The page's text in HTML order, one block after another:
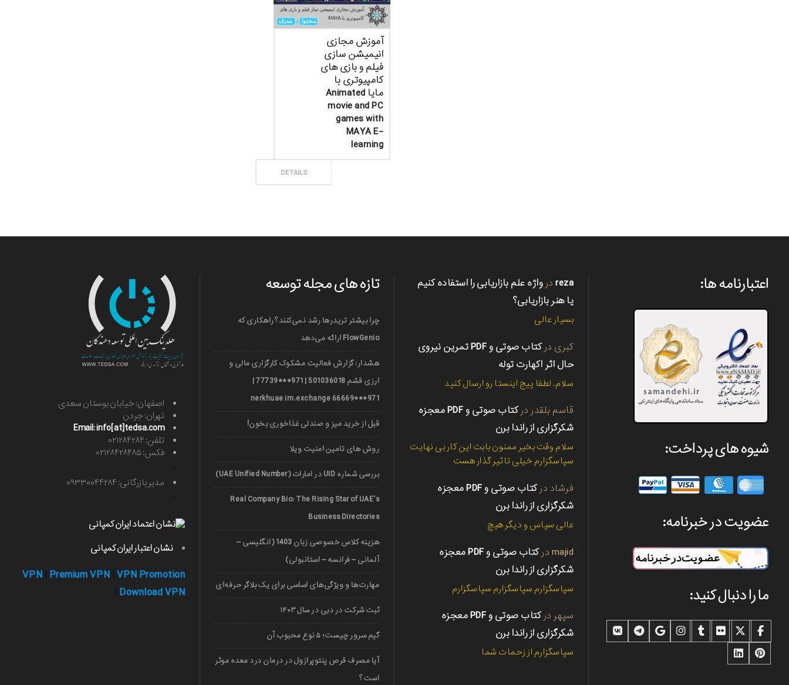
آموزش مجازی
انیمیشن سازی
فیلم و بازی های
کامپیوتری با
مایا Animated
movie and PC
games with
MAYA E-
learning
DETAILS
اصفهان: خیابان بوستان سعدی
تهران: جردن
Email: info[at]tedsa.com
تلفن: ۰۲۱۲۸۴۲۸۴
فکس: ۰۲۱۲۸۴۲۸۴۸۵
مدیر بازرگانی: ۰۹۳۳۰۰۴۴۲۸۴
نشان اعتبار ایران کمپانی
VPN Premium VPN VPN Promotion
Download VPN
تازه های مجله توسعه
چرا بیشتر تریدرها رشد نمی‌کنند؟ راهکاری که
FlowGenio ارائه می‌دهد
هشدار: گزارش فعالیت مشکوک کارگزاری مالی و
ارزی قشم 501036018 | 971***77739 |
971***66669 nerkhuae irn.exchange
قبل از خرید میز و صندلی غذاخوری بخون!
روش های تامین امنیت ویلا
بررسی شماره UID در امارات (UAE Unified Number)
Real Company Bio: The Rising Star of UAE’s
Business Directories
هزینه کلاس خصوصی زبان 1403 (انگلیسی –
آلمانی – فرانسه – استانبولی)
مهارت‌ها و ویژگی‌های اساسی برای یک بلاگر حرفه‌ای
ثبت شرکت در دبی در سال ۱۴۰۳
گیم سرور چیست؛ ۵ نوع محبوب آن
آیا مصرف قرص پنتوپرازول در درمان درد معده موثر
است؟
reza در واژه علم بازاریابی را استفاده کنیم
یا هنر بازاریابی؟
بسیار عالی
کبری در
کتاب صوتی و PDF تمرین نیروی
حال اثر اکهارت توله
سلام. لطفا پیج اینستا رو ارسال کنید
قاسم بلقدر در
کتاب صوتی و PDF معجزه
شکرگزاری از راندا برن
سلام وقت بخیر ممنون بابت این کار بی نهایت
سپاسگزارم خیلی تاثیر گذار هست
فرشاد در
کتاب صوتی و PDF معجزه
شکرگزاری از راندا برن
عالی سپاس و دیگر هیچ
majid در
کتاب صوتی و PDF معجزه
شکرگزاری از راندا برن
سپاسگزارم سپاسگزارم سپاسگزارم
سپهر در
کتاب صوتی و PDF معجزه
شکرگزاری از راندا برن
سپاسگزارم از زحمات شما
اعتبارنامه ها:
شیوه های پرداخت:
عضویت در خبرنامه:
ما را دنبال کنید: